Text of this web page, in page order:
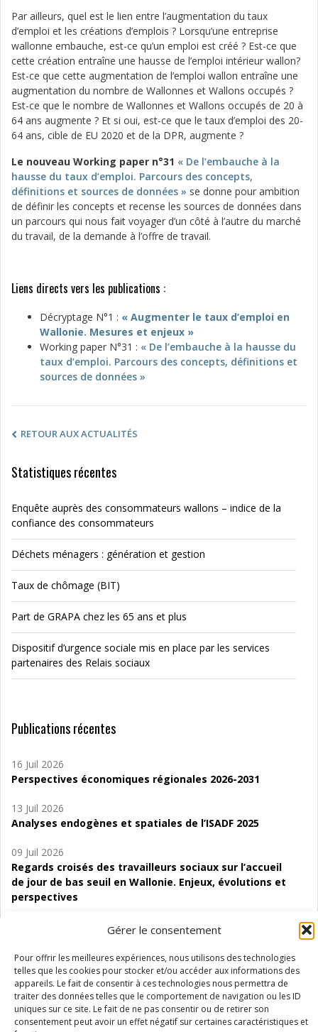
Gérer le consentement
Pour offrir les meilleures expériences, nous utilisons des technologies
telles que les cookies pour stocker et/ou accéder aux informations des
appareils. Le fait de consentir à ces technologies nous permettra de
traiter des données telles que le comportement de navigation ou les ID
uniques sur ce site. Le fait de ne pas consentir ou de retirer son
consentement peut avoir un effet négatif sur certaines caractéristiques et
Par ailleurs, quel est le lien entre l’augmenta­tion du taux
d’emploi et les créations d’emplois ? Lorsqu’une entreprise
wallonne em­bauche, est-ce qu’un emploi est créé ? Est-ce que
cette création entraîne une hausse de l’emploi intérieur wallon?
Est-ce que cette augmentation de l’emploi wallon entraîne une
augmentation du nombre de Wallonnes et Wallons occupés ?
Est-ce que le nombre de Wallonnes et Wallons occupés de 20 à
64 ans augmente ? Et si oui, est-ce que le taux d’emploi des 20-
64 ans, cible de EU 2020 et de la DPR, augmente ?
Le nouveau Working paper n°31 « De l’embauche à la
hausse du taux d’emploi. Parcours des concepts,
définitions et sources de données » se donne pour ambi­tion
de définir les concepts et recense les sources de données dans
un par­cours qui nous fait voyager d’un côté à l’autre du marché
du travail, de la demande à l’offre de travail.
Liens directs vers les publications :
Décryptage N°1 : « Augmenter le taux d’emploi en
Wallonie. Mesures et enjeux »
Working paper N°31 : « De l’embauche à la hausse du
taux d’emploi. Parcours des concepts, définitions et
sources de données »
RETOUR AUX ACTUALITÉS
Statistiques récentes
Enquête auprès des consommateurs wallons – indice de la
confiance des consommateurs
Déchets ménagers : génération et gestion
Taux de chômage (BIT)
Part de GRAPA chez les 65 ans et plus
Dispositif d’urgence sociale mis en place par les services
partenaires des Relais sociaux
Publications récentes
16 Juil 2026
Perspectives économiques régionales 2026-2031
13 Juil 2026
Analyses endogènes et spatiales de l’ISADF 2025
09 Juil 2026
Regards croisés des travailleurs sociaux sur l’accueil
de jour de bas seuil en Wallonie. Enjeux, évolutions et
perspectives
d’accompagnement à l’autocréation d’emploi (SAACE)
01 Juil 2026
Pénurie du personnel infirmier :quels indicateurs
d’offre de soins pour comprendre la situation en